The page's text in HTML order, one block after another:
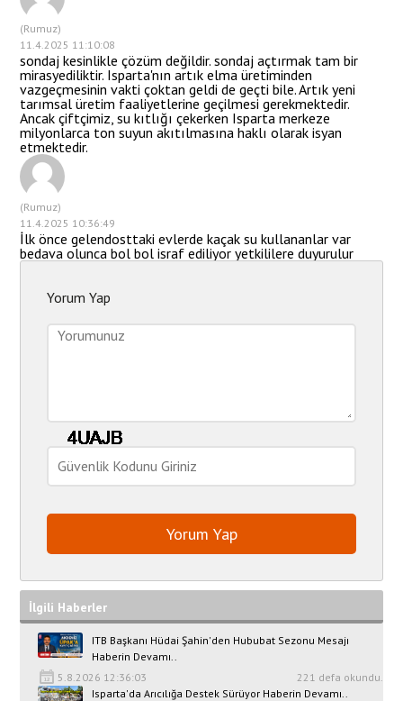
(Rumuz)
11.4.2025 11:10:08
sondaj kesinlikle çözüm değildir. sondaj açtırmak tam bir
mirasyediliktir. Isparta'nın artık elma üretiminden
vazgeçmesinin vakti çoktan geldi de geçti bile. Artık yeni
tarımsal üretim faaliyetlerine geçilmesi gerekmektedir.
Ancak çiftçimiz, su kıtlığı çekerken Isparta merkeze
milyonlarca ton suyun akıtılmasına haklı olarak isyan
etmektedir.
(Rumuz)
11.4.2025 10:36:49
İlk önce gelendosttaki evlerde kaçak su kullananlar var
bedava olunca bol bol israf ediliyor yetkililere duyurulur
Yorum Yap
İlgili Haberler
ITB Başkanı Hüdai Şahin'den Hububat Sezonu Mesajı
Haberin Devamı..
5.8.2026 12:36:03
221 defa okundu.
Isparta'da Arıcılığa Destek Sürüyor Haberin Devamı..